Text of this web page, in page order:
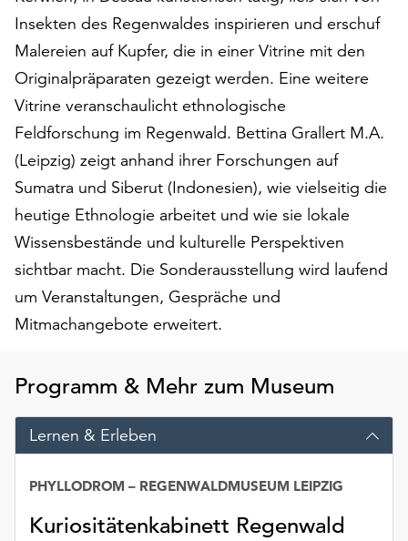
Möchten
Sie
die
verwendeten
Cookies
anpassen,
erreichen
Sie
die
Einstellungen
über
die
Schaltfläche
Weitere
Informationen
Sie
unserer
Datenschutzerklärung
dem
Insekten des Regenwaldes inspirieren und erschuf
Malereien auf Kupfer, die in einer Vitrine mit den
Originalpräparaten gezeigt werden. Eine weitere
Vitrine veranschaulicht ethnologische
Feldforschung im Regenwald. Bettina Grallert M.A.
(Leipzig) zeigt anhand ihrer Forschungen auf
Sumatra und Siberut (Indonesien), wie vielseitig die
heutige Ethnologie arbeitet und wie sie lokale
Wissensbestände und kulturelle Perspektiven
sichtbar macht. Die Sonderausstellung wird laufend
um Veranstaltungen, Gespräche und
Mitmachangebote erweitert.
Programm & Mehr zum Museum
Lernen & Erleben
Kuriositätenkabinett Regenwald
PHYLLODROM – REGENWALDMUSEUM LEIPZIG